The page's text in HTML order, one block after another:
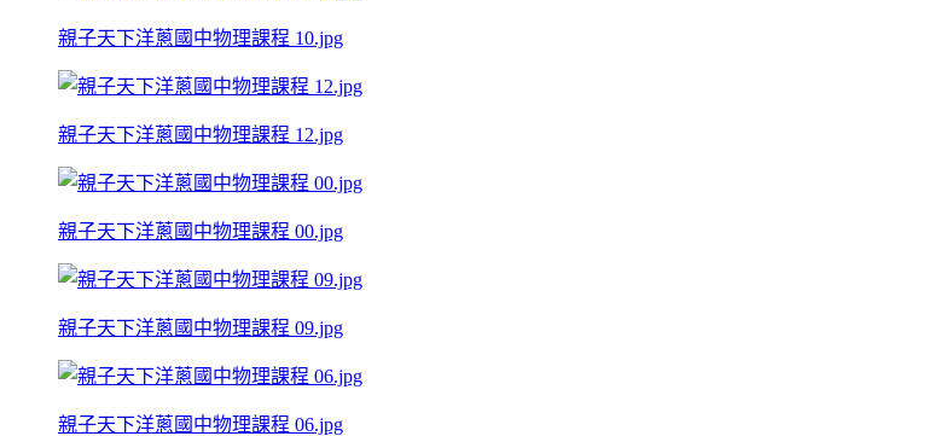
親子天下洋蔥國中物理課程 10.jpg
親子天下洋蔥國中物理課程 12.jpg
親子天下洋蔥國中物理課程 00.jpg
親子天下洋蔥國中物理課程 09.jpg
親子天下洋蔥國中物理課程 06.jpg